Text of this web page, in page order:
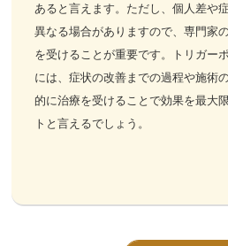
あると言えます。ただし、個人差や
異なる場合がありますので、専門家
を受けることが重要です。トリガー
には、症状の改善までの過程や施術
的に治療を受けることで効果を最大
トと言えるでしょう。